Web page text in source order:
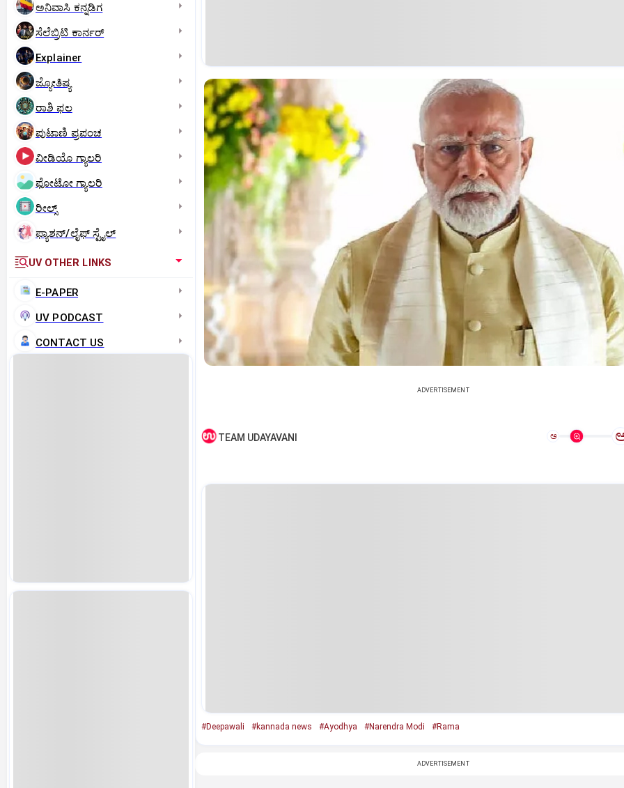
ಅನಿವಾಸಿ ಕನ್ನಡಿಗ
ಸೆಲೆಬ್ರಿಟಿ ಕಾರ್ನರ್‌
Explainer
ಜ್ಯೋತಿಷ್ಯ
ರಾಶಿ ಫಲ
ಪುಟಾಣಿ ಪ್ರಪಂಚ
ವೀಡಿಯೊ ಗ್ಯಾಲರಿ
ಫೋಟೋ ಗ್ಯಾಲರಿ
ರೀಲ್ಸ್
ಫ್ಯಾಶನ್/ಲೈಫ್‌ ಸ್ಟೈಲ್
UV OTHER LINKS
E-PAPER
UV PODCAST
CONTACT US
ADVERTISEMENT
TEAM UDAYAVANI ಅ
#Deepawali #kannada news #Ayodhya #Narendra Modi #Rama
ADVERTISEMENT